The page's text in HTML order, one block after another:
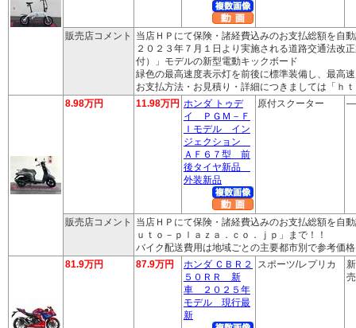
販売店コメント
当店ＨＰにて保険・諸経費込みのお支払総額を自
２０２３年７月１日より実施される道路交通法改
付）」モデルの新型電動キックボード
緑色の最高速度表示灯を前後に標準装備し、最高
お支払方法・お見積り・詳細につきましては「ｈ
8.98万円
11.98万円 ホンダ トゥデ
イ ＰＧＭ－Ｆ
Ｉモデル イン
ジェクション
ＡＦ６７型 前
後タイヤ新品
外装新品
原付スクーター ―
販売店コメント
当店ＨＰにて保険・諸経費込みのお支払総額を自
ｕｔｏ－ｐｌａｚａ．ｃｏ．ｊｐ」まで！！
バイク配送費用は地域ごとの主要都市別で参考価
81.9万円
87.9万円
ホンダ ＣＢＲ２
５０ＲＲ 新
車 ２０２５年
モデル 現行最
新
スポーツ/レプリカ